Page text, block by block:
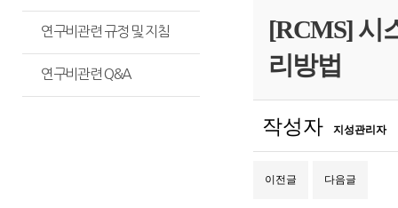
연구비관련 규정 및 지침
연구비관련 Q&A
[RCMS] 시
리방법
작성자 지성관리자
이전글 다음글